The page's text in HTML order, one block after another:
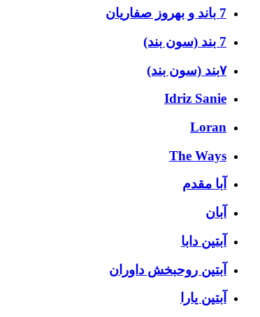
7 باند و بهروز صفاریان
7 بند (سون بند)
۷بند (سون بند)
Idriz Sanie
Loran
The Ways
آبا مقدم
آبان
آبتین دابا
آبتین روحبخش داوران
آبتین یارا